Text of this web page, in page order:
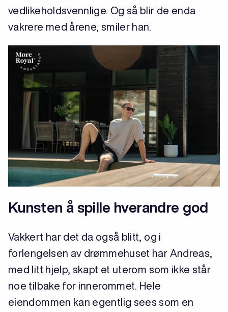
vedlikeholdsvennlige. Og så blir de enda
vakrere med årene, smiler han.
Kunsten å spille hverandre god
Vakkert har det da også blitt, og i
forlengelsen av drømmehuset har Andreas,
med litt hjelp, skapt et uterom som ikke står
noe tilbake for innerommet. Hele
eiendommen kan egentlig sees som en